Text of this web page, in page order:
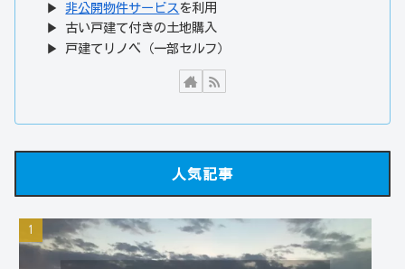
▶非公開物件サービス を利用
▶ 古い戸建て付きの土地購入
▶ 戸建てリノベ（一部セルフ）
人気記事